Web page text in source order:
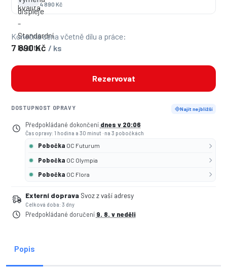
4 890 Kč
Konečná cena včetně dílu a práce:
7 890 Kč / ks
Rezervovat
DOSTUPNOST OPRAVY Najít nejbližší
Předpokládané dokončení dnes v 20:06
Čas opravy: 1 hodina a 30 minut · na 3 pobočkách
Pobočka OC Futurum
Pobočka OC Olympia
Pobočka OC Flora
Externí doprava Svoz z vaší adresy
Celková doba: 3 dny
Předpokládané doručení 9. 8. v neděli
Popis